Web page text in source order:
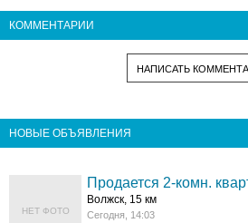
КОММЕНТАРИИ
НАПИСАТЬ
НОВЫЕ ОБЪЯВЛЕНИЯ
НЕТ ФОТО
Продается 2-комн.
Волжск, 15 км
Сегодня, 14:03